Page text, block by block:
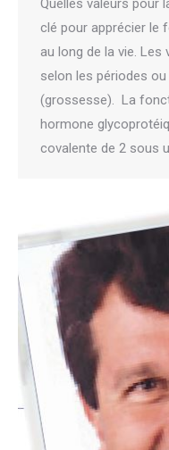
Quelles valeurs pour
clé pour apprécier le
au long de la vie.
selon les périodes
(grossesse). La
hormone
covalente de 2 sous